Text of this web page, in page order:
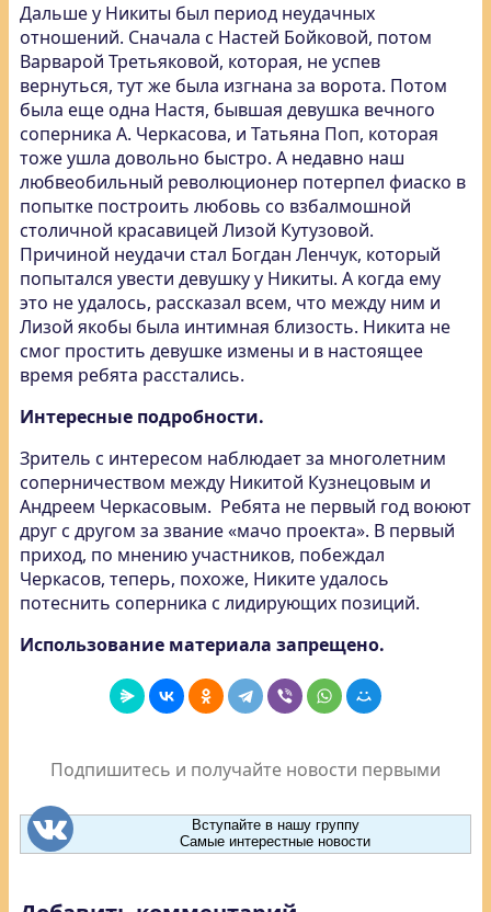
Дальше у Никиты был период неудачных
отношений. Сначала с Настей Бойковой, потом
Варварой Третьяковой, которая, не успев
вернуться, тут же была изгнана за ворота. Потом
была еще одна Настя, бывшая девушка вечного
соперника А. Черкасова, и Татьяна Поп, которая
тоже ушла довольно быстро. А недавно наш
любвеобильный революционер потерпел фиаско в
попытке построить любовь со взбалмошной
столичной красавицей Лизой Кутузовой.
Причиной неудачи стал Богдан Ленчук, который
попытался увести девушку у Никиты. А когда ему
это не удалось, рассказал всем, что между ним и
Лизой якобы была интимная близость. Никита не
смог простить девушке измены и в настоящее
время ребята расстались.
Интересные подробности.
Зритель с интересом наблюдает за многолетним
соперничеством между Никитой Кузнецовым и
Андреем Черкасовым. Ребята не первый год воюют
друг с другом за звание «мачо проекта». В первый
приход, по мнению участников, побеждал
Черкасов, теперь, похоже, Никите удалось
потеснить соперника с лидирующих позиций.
Использование материала запрещено.
Подпишитесь и получайте новости первыми
Вступайте в нашу группу
Самые интерестные новости